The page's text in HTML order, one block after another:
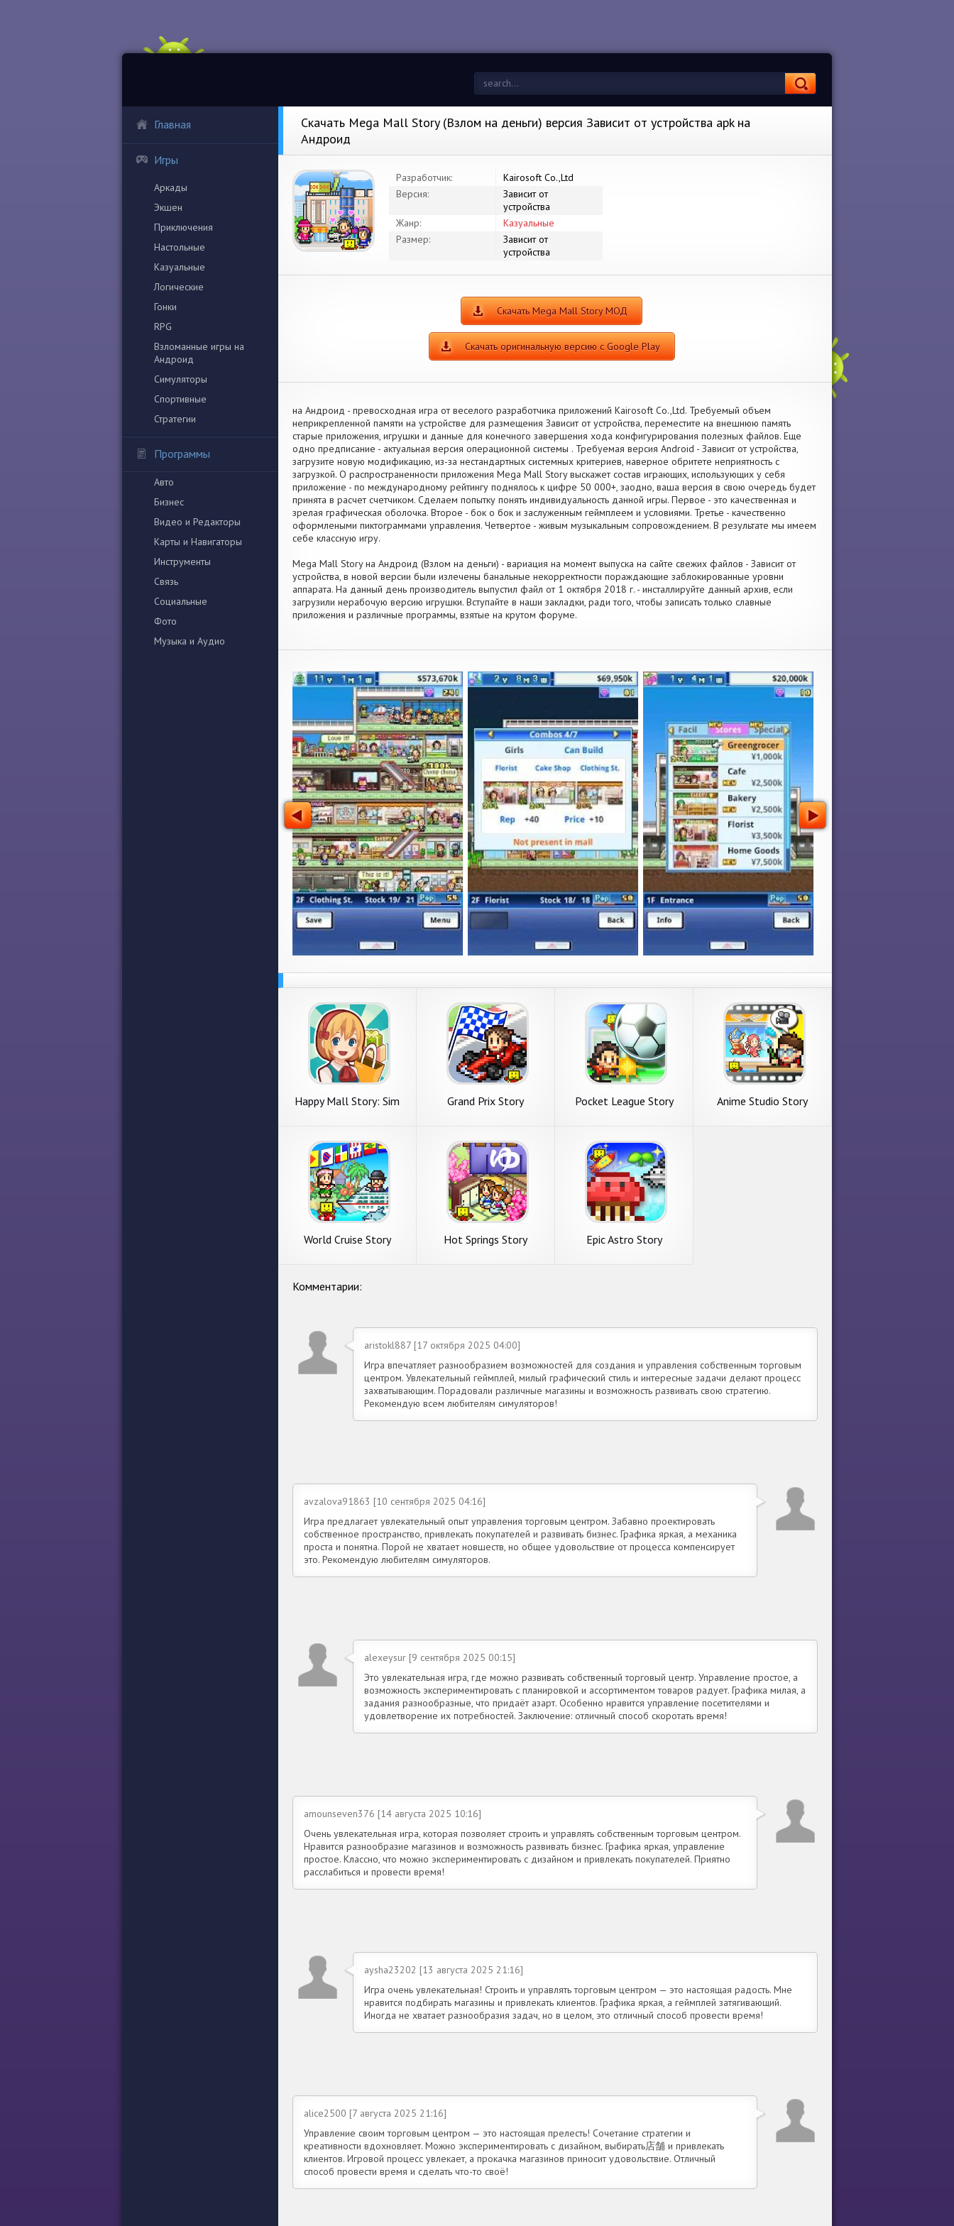
Главная
Игры
Аркады
Экшен
Приключения
Настольные
Казуальные
Логические
Гонки
RPG
Взломанные игры на
Андроид
Симуляторы
Спортивные
Стратегии
Программы
Авто
Бизнес
Видео и Редакторы
Карты и Навигаторы
Инструменты
Связь
Социальные
Фото
Музыка и Аудио
Скачать Mega Mall Story (Взлом на деньги) версия Зависит от устройства apk на
Андроид
Разработчик:
Kairosoft Co.,Ltd
Версия:
Зависит от
устройства
Жанр:
Казуальные
Размер:
Зависит от
устройства
Скачать Mega Mall Story МОД
Скачать оригинальную версию с Google Play
на Андроид - превосходная игра от веселого разработчика приложений Kairosoft Co.,Ltd. Требуемый объем
неприкрепленной памяти на устройстве для размещения Зависит от устройства, переместите на внешнюю память
старые приложения, игрушки и данные для конечного завершения хода конфигурирования полезных файлов. Еще
одно предписание - актуальная версия операционной системы . Требуемая версия Android - Зависит от устройства,
загрузите новую модификацию, из-за нестандартных системных критериев, наверное обритете неприятность с
загрузкой. О распространенности приложения Mega Mall Story выскажет состав играющих, использующих у себя
приложение - по международному рейтингу поднялось к цифре 50 000+, заодно, ваша версия в свою очередь будет
принята в расчет счетчиком. Сделаем попытку понять индивидуальность данной игры. Первое - это качественная и
зрелая графическая оболочка. Второе - бок о бок и заслуженным геймплеем и условиями. Третье - качественно
оформлеными пиктограммами управления. Четвертое - живым музыкальным сопровождением. В результате мы имеем
себе классную игру.
Mega Mall Story на Андроид (Взлом на деньги) - вариация на момент выпуска на сайте свежих файлов - Зависит от
устройства, в новой версии были излечены банальные некорректности пораждающие заблокированные уровни
аппарата. На данный день производитель выпустил файл от 1 октября 2018 г. - инсталлируйте данный архив, если
загрузили нерабочую версию игрушки. Вступайте в наши закладки, ради того, чтобы записать только славные
приложения и различные программы, взятые на крутом форуме.
Happy Mall Story: Sim
Grand Prix Story Pocket League Story Anime Studio Story
World Cruise Story Hot Springs Story Epic Astro Story
Комментарии:
aristokl887 [17 октября 2025 04:00]
Игра впечатляет разнообразием возможностей для создания и управления собственным торговым
центром. Увлекательный геймплей, милый графический стиль и интересные задачи делают процесс
захватывающим. Порадовали различные магазины и возможность развивать свою стратегию.
Рекомендую всем любителям симуляторов!
avzalova91863 [10 сентября 2025 04:16]
Игра предлагает увлекательный опыт управления торговым центром. Забавно проектировать
собственное пространство, привлекать покупателей и развивать бизнес. Графика яркая, а механика
проста и понятна. Порой не хватает новшеств, но общее удовольствие от процесса компенсирует
это. Рекомендую любителям симуляторов.
alexeysur [9 сентября 2025 00:15]
Это увлекательная игра, где можно развивать собственный торговый центр. Управление простое, а
возможность экспериментировать с планировкой и ассортиментом товаров радует. Графика милая, а
задания разнообразные, что придаёт азарт. Особенно нравится управление посетителями и
удовлетворение их потребностей. Заключение: отличный способ скоротать время!
amounseven376 [14 августа 2025 10:16]
Очень увлекательная игра, которая позволяет строить и управлять собственным торговым центром.
Нравится разнообразие магазинов и возможность развивать бизнес. Графика яркая, управление
простое. Классно, что можно экспериментировать с дизайном и привлекать покупателей. Приятно
расслабиться и провести время!
aysha23202 [13 августа 2025 21:16]
Игра очень увлекательная! Строить и управлять торговым центром — это настоящая радость. Мне
нравится подбирать магазины и привлекать клиентов. Графика яркая, а геймплей затягивающий.
Иногда не хватает разнообразия задач, но в целом, это отличный способ провести время!
alice2500 [7 августа 2025 21:16]
Управление своим торговым центром — это настоящая прелесть! Сочетание стратегии и
креативности вдохновляет. Можно экспериментировать с дизайном, выбирать店舗 и привлекать
клиентов. Игровой процесс увлекает, а прокачка магазинов приносит удовольствие. Отличный
способ провести время и сделать что-то своё!